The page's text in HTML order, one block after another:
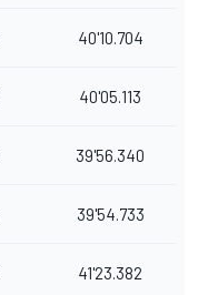
40'10.704
40'05.113
39'56.340
39'54.733
41'23.382